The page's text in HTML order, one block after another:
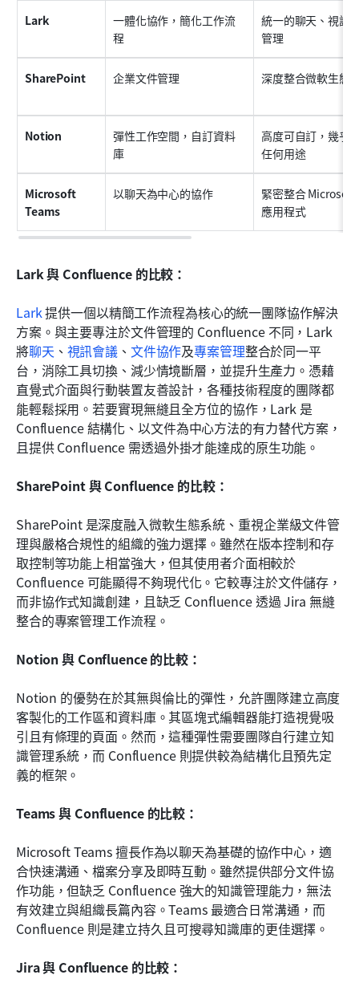
Lark
一體化協作，簡化工作流
程
統一的聊天、視訊
管理
SharePoint 企業文件管理 深度整合微軟生態
Notion
彈性工作空間，自訂資料
庫
高度可自訂，幾乎
任何用途
Microsoft
Teams
以聊天為中心的協作
緊密整合 Microsoft
應用程式
Lark 與 Confluence 的比較：
Lark 提供一個以精簡工作流程為核心的統一團隊協作解決
方案。與主要專注於文件管理的 Confluence 不同，Lark
將聊天 、 視訊會議 、 文件協作及專案管理整合於同一平
台，消除工具切換、減少情境斷層，並提升生產力。憑藉
直覺式介面與行動裝置友善設計，各種技術程度的團隊都
能輕鬆採用。若要實現無縫且全方位的協作，Lark 是
Confluence 結構化、以文件為中心方法的有力替代方案，
且提供 Confluence 需透過外掛才能達成的原生功能。
SharePoint 與 Confluence 的比較：
SharePoint 是深度融入微軟生態系統、重視企業級文件管
理與嚴格合規性的組織的強力選擇。雖然在版本控制和存
取控制等功能上相當強大，但其使用者介面相較於
Confluence 可能顯得不夠現代化。它較專注於文件儲存，
而非協作式知識創建，且缺乏 Confluence 透過 Jira 無縫
整合的專案管理工作流程。
Notion 與 Confluence 的比較：
Notion 的優勢在於其無與倫比的彈性，允許團隊建立高度
客製化的工作區和資料庫。其區塊式編輯器能打造視覺吸
引且有條理的頁面。然而，這種彈性需要團隊自行建立知
識管理系統，而 Confluence 則提供較為結構化且預先定
義的框架。
Teams 與 Confluence 的比較：
Microsoft Teams 擅長作為以聊天為基礎的協作中心，適
合快速溝通、檔案分享及即時互動。雖然提供部分文件協
作功能，但缺乏 Confluence 強大的知識管理能力，無法
有效建立與組織長篇內容。Teams 最適合日常溝通，而
Confluence 則是建立持久且可搜尋知識庫的更佳選擇。
Jira 與 Confluence 的比較：